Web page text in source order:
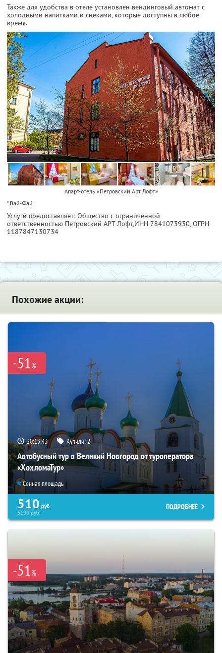
Также для удобства в отеле установлен вендинговый автомат с
холодными напитками и снеками, которые доступны в любое
время.
Апарт-отель «Петровский Арт Лофт»
* Вай-Фай
Услуги предоставляет: Общество с ограниченной
ответственностью Петровский АРТ Лофт,ИНН 7841073930, ОГРН
1187847130734
Похожие акции:
-51%
20:13:42 Купили:2
Автобусный тур в Великий Новгород от туроператора
«ХохломаТур»
Сенная площадь
510 руб.
5190руб.
ПОДРОБНЕЕ
-51%